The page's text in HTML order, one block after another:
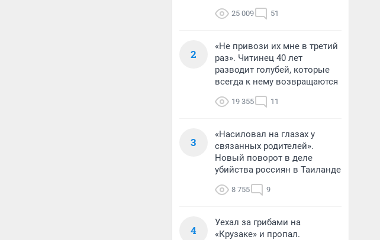
25 009 51
2
«Не привози их мне в третий
раз». Читинец 40 лет
разводит голубей, которые
всегда к нему возвращаются
19 355 11
3
«Насиловал на глазах у
связанных родителей».
Новый поворот в деле
убийства россиян в Таиланде
8 755 9
4
Уехал за грибами на
«Крузаке» и пропал.